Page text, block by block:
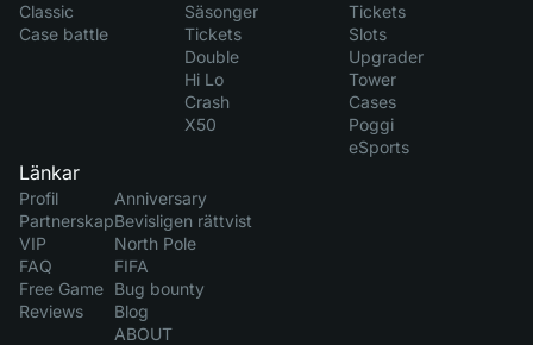
Classic
Case battle
Säsonger
Tickets
Double
Hi Lo
Crash
X50
Tickets
Slots
Upgrader
Tower
Cases
Poggi
eSports
Länkar
Profil
Partnerskap
VIP
FAQ
Free Game
Reviews
Anniversary
Bevisligen rättvist
North Pole
FIFA
Bug bounty
Blog
ABOUT